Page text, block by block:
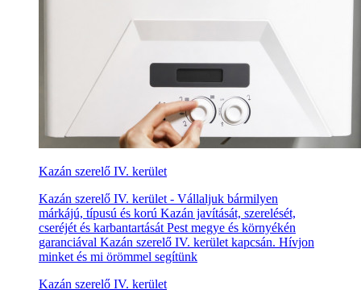
Kazán szerelő IV. kerület
Kazán szerelő IV. kerület - Vállaljuk bármilyen
márkájú, típusú és korú Kazán javítását, szerelését,
cseréjét és karbantartását Pest megye és környékén
garanciával Kazán szerelő IV. kerület kapcsán. Hívjon
minket és mi örömmel segítünk
Kazán szerelő IV. kerület